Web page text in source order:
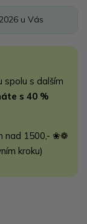
u Vás
spolu s dalším
s 40 %
nad 1500,- ❀❁
kroku)